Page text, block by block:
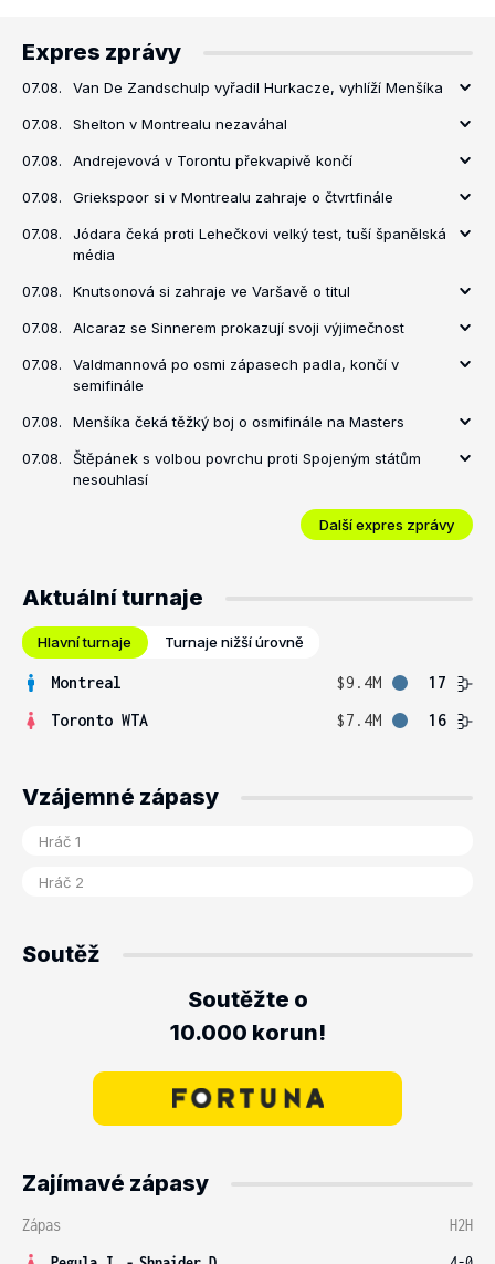
Expres zprávy
07.08. Van De Zandschulp vyřadil Hurkacze, vyhlíží Menšíka
07.08. Shelton v Montrealu nezaváhal
07.08. Andrejevová v Torontu překvapivě končí
07.08. Griekspoor si v Montrealu zahraje o čtvrtfinále
07.08.
Jódara čeká proti Lehečkovi velký test, tuší španělská
média
07.08. Knutsonová si zahraje ve Varšavě o titul
07.08. Alcaraz se Sinnerem prokazují svoji výjimečnost
07.08.
Valdmannová po osmi zápasech padla, končí v
semifinále
07.08. Menšíka čeká těžký boj o osmifinále na Masters
07.08.
Štěpánek s volbou povrchu proti Spojeným státům
nesouhlasí
Další expres zprávy
Aktuální turnaje
Hlavní turnaje Turnaje nižší úrovně
Montreal $9.4M
17
Toronto WTA
$7.4M 16
Vzájemné zápasy
Soutěž
Soutěžte o
10.000 korun!
Zajímavé zápasy
Zápas
H2H